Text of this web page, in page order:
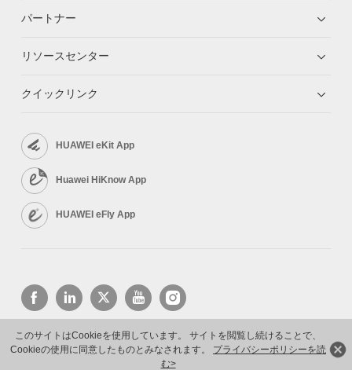
このサイトはCookieを使用しています。 サイトを閲覧し続けることで、
Cookieの使用に同意したものとみなされます。 プライバシーポリシーを読
む>
パートナー
リソースセンター
クイックリンク
HUAWEI eKit App
Huawei HiKnow App
HUAWEI eFly App
Copyright © 2026 Huawei Technologies Co., Ltd. All rights reserved.
プライバシーポリシー